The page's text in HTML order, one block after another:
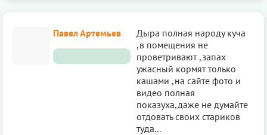
Павел Артемьев
Дыра полная народу куча
,в помещения не
проветривают ,запах
ужасный кормят только
кашами ,на сайте фото и
видео полная
показуха,даже не думайте
отдовать своих стариков
туда...